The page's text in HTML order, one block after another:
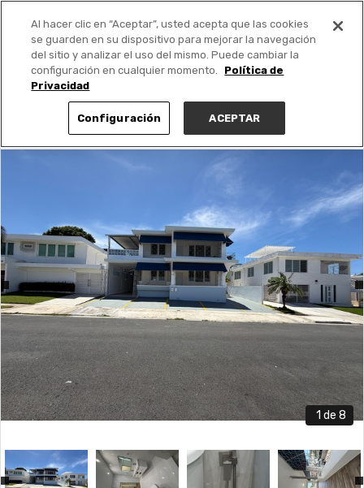
PUBLICA GRATIS +
1 de 8
Al hacer clic en “Aceptar”, usted acepta que las cookies
se guarden en su dispositivo para mejorar la navegación
del sitio y analizar el uso del mismo. Puede cambiar la
configuración en cualquier momento.
Política de
Privacidad
Configuración ACEPTAR